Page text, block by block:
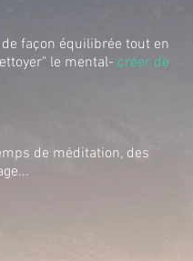
façon équilibrée tout en
le mental- créer de
de méditation, des